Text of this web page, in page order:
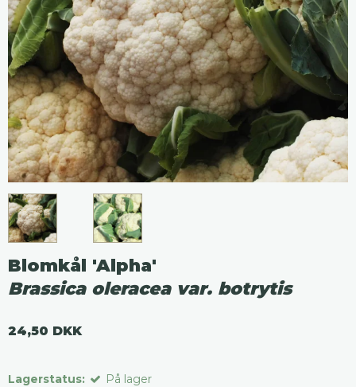
Blomkål 'Alpha'
Brassica oleracea var. botrytis
24,50 DKK
Lagerstatus: På lager